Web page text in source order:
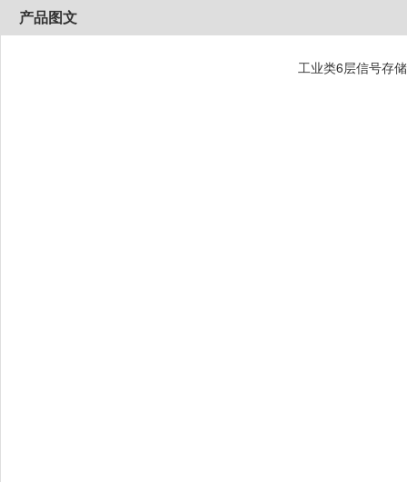
产品图文
工业类6层信号存